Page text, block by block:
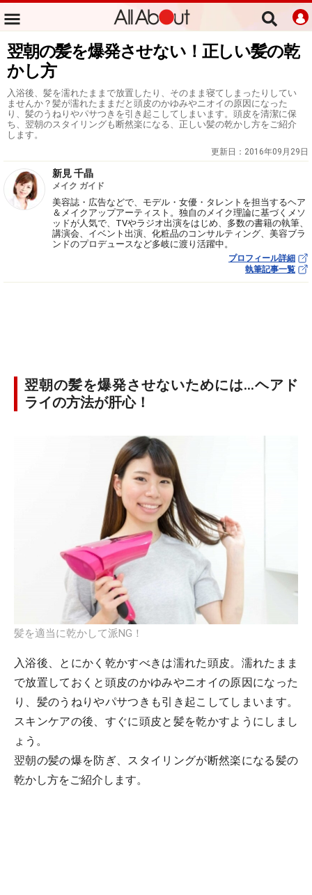
翌朝の髪を爆発させない！正しい髪の乾
かし方
入浴後、髪を濡れたままで放置したり、そのまま寝てしまったりしてい
ませんか？髪が濡れたままだと頭皮のかゆみやニオイの原因になった
り、髪のうねりやパサつきを引き起こしてしまいます。頭皮を清潔に保
ち、翌朝のスタイリングも断然楽になる、正しい髪の乾かし方をご紹介
します。
更新日： 2016年09月29日
新見 千晶
メイク ガイド
美容誌・広告などで、モデル・女優・タレントを担当するヘア
＆メイクアップアーティスト。独自のメイク理論に基づくメソ
ッドが人気で、TVやラジオ出演をはじめ、多数の書籍の執筆、
講演会、イベント出演、化粧品のコンサルティング、美容ブラ
ンドのプロデュースなど多岐に渡り活躍中。
プロフィール詳細
執筆記事一覧
翌朝の髪を爆発させないためには…ヘアド
ライの方法が肝心！
髪を適当に乾かして派NG！
入浴後、とにかく乾かすべきは濡れた頭皮。濡れたまま
で放置しておくと頭皮のかゆみやニオイの原因になった
り、髪のうねりやパサつきも引き起こしてしまいます。
スキンケアの後、すぐに頭皮と髪を乾かすようにしまし
ょう。
翌朝の髪の爆を防ぎ、スタイリングが断然楽になる髪の
乾かし方をご紹介します。